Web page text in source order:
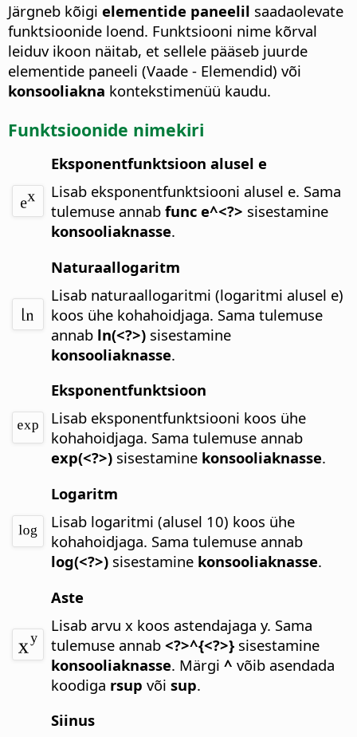
Järgneb kõigi elementide paneelil saadaolevate
funktsioonide loend. Funktsiooni nime kõrval
leiduv ikoon näitab, et sellele pääseb juurde
elementide paneeli (Vaade - Elemendid) või
konsooliakna kontekstimenüü kaudu.
Funktsioonide nimekiri
Eksponentfunktsioon alusel e
Lisab eksponentfunktsiooni alusel e. Sama
tulemuse annabfunc e^<?> sisestamine
konsooliaknasse.
Naturaallogaritm
Lisab naturaallogaritmi (logaritmi alusel e)
koos ühe kohahoidjaga. Sama tulemuse
annab ln(<?>) sisestamine
konsooliaknasse.
Eksponentfunktsioon
Lisab eksponentfunktsiooni koos ühe
kohahoidjaga. Sama tulemuse annab
exp(<?>) sisestamine konsooliaknasse.
Logaritm
Lisab logaritmi (alusel 10) koos ühe
kohahoidjaga. Sama tulemuse annab
log(<?>) sisestamine konsooliaknasse.
Aste
Lisab arvu x koos astendajaga y. Sama
tulemuse annab<?>^{<?>} sisestamine
konsooliaknasse. Märgi^ võib asendada
koodiga rsup võisup.
Siinus